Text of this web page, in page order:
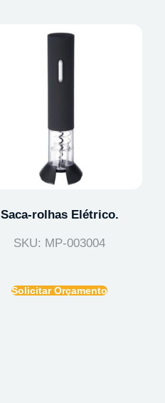
Saca-rolhas Elétrico.
SKU: MP-003004
Solicitar Orçamento